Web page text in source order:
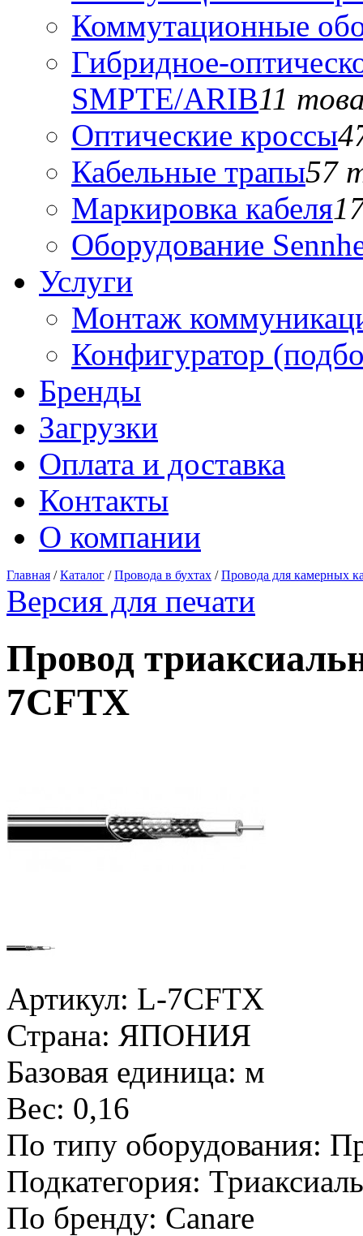
Коммутационные
Гибридное-
SMPTE/ARIB11
Оптические кроссы
Кабельные трапы57
Маркировка кабеля
Оборудование
Услуги
Монтаж
Конфигуратор
Бренды
Загрузки
Оплата и доставка
Контакты
О компании
Главная /Каталог /Провода в бухтах /Провода для камерных
Версия для печати
Провод
7CFTX
Артикул: L-7CFTX
Страна: ЯПОНИЯ
Базовая единица: м
Вес: 0,16
По типу оборудования:
Подкатегория:
По бренду: Canare